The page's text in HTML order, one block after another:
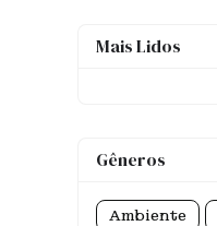
Mais Lidos
Gêneros
Ambiente